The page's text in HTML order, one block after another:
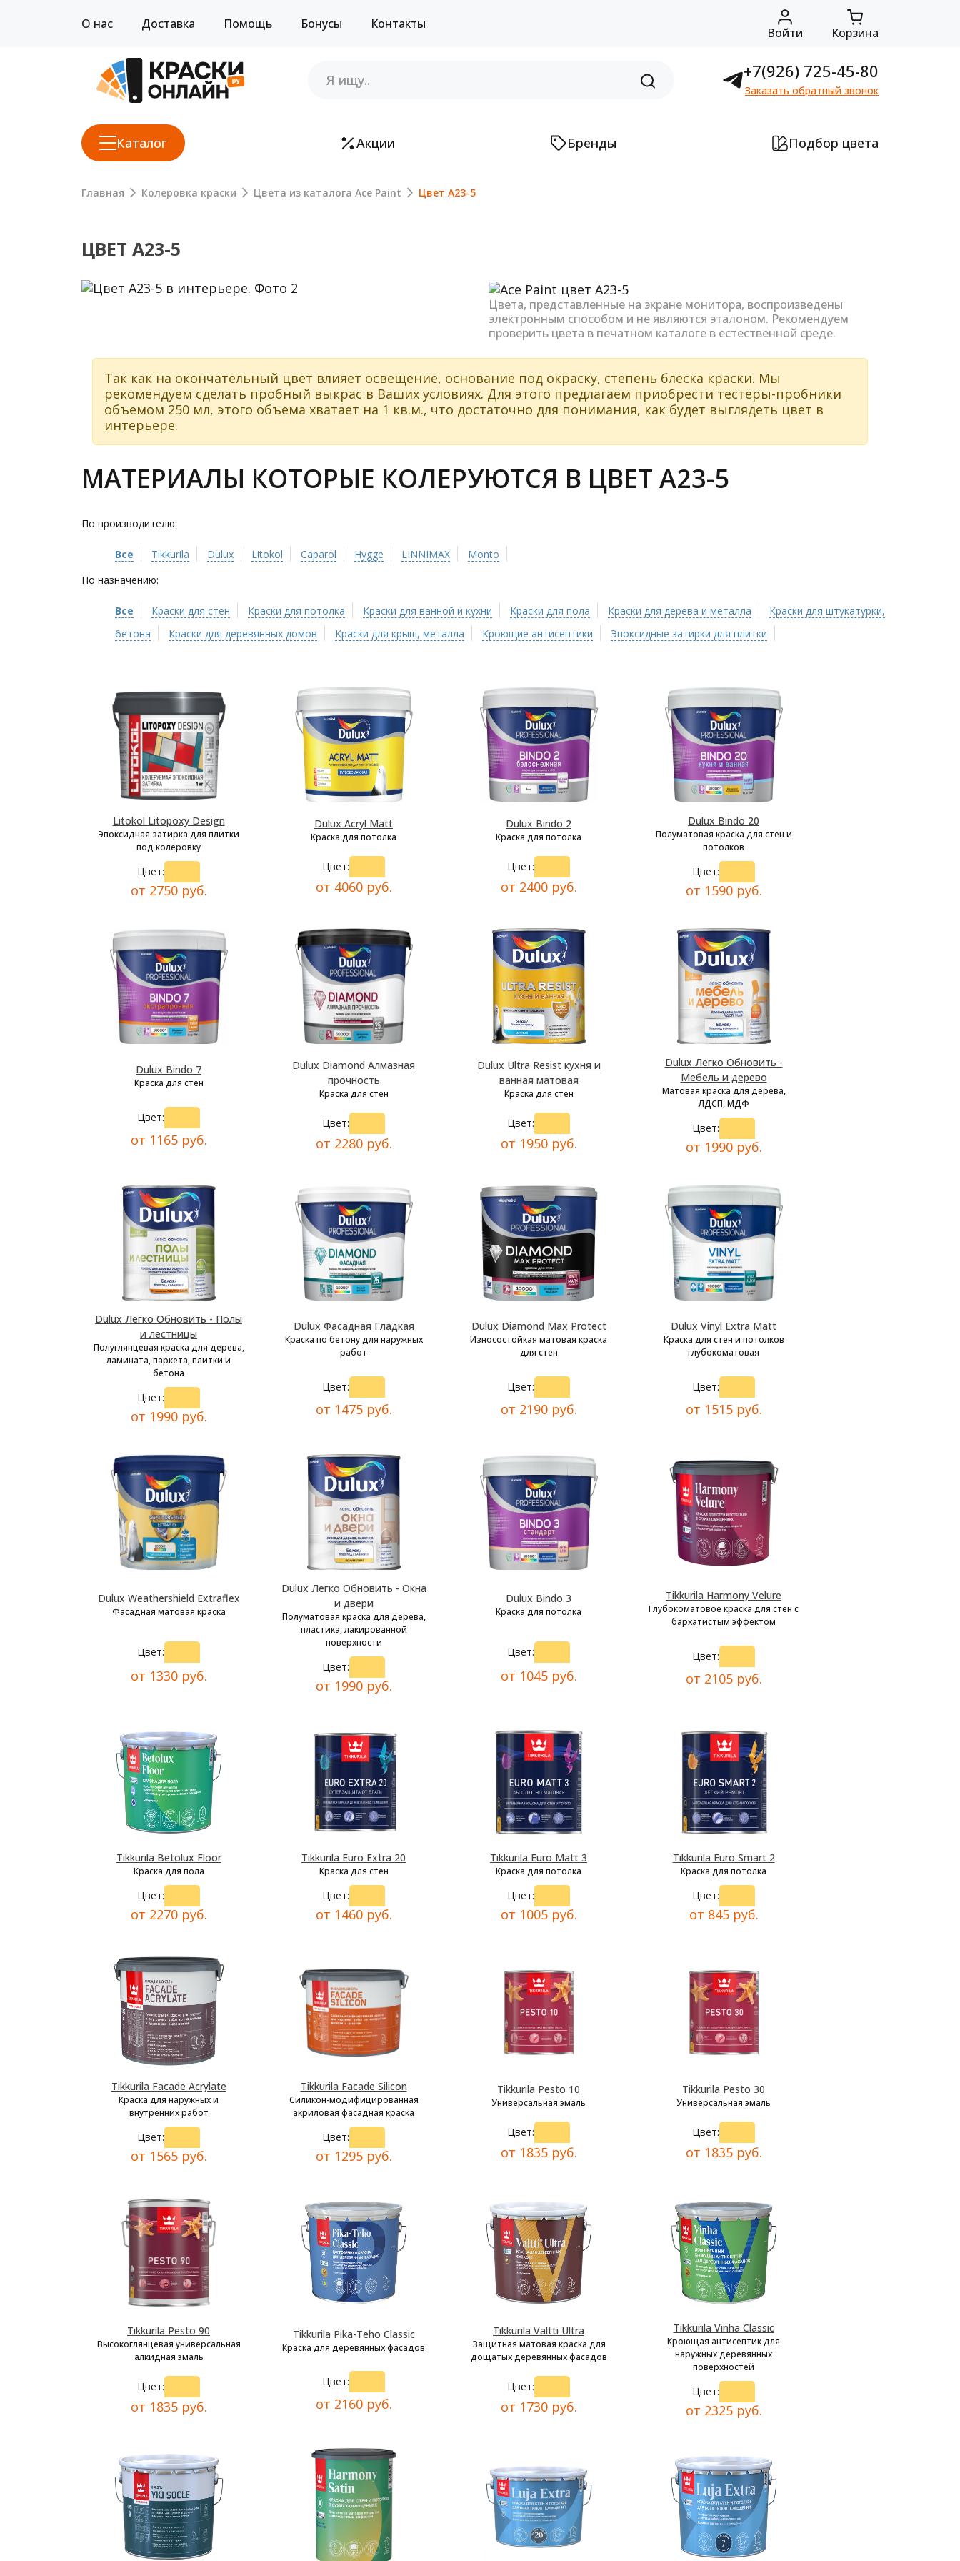
О нас Доставка Помощь Бонусы Контакты
Войти Корзина
+7(926) 725-45-80
Заказать обратный звонок
Каталог Акции Бренды Подбор цвета
Главная Колеровка краски Цвета из каталога Ace Paint Цвет A23-5
ЦВЕТ A23-5
Previous
Цвета, представленные на экране монитора, воспроизведены
электронным способом и не являются эталоном. Рекомендуем
проверить цвета в печатном каталоге в естественной среде.
Так как на окончательный цвет влияет освещение, основание под окраску, степень блеска краски. Мы
рекомендуем сделать пробный выкрас в Ваших условиях. Для этого предлагаем приобрести тестеры-пробники
объемом 250 мл, этого объема хватает на 1 кв.м., что достаточно для понимания, как будет выглядеть цвет в
интерьере.
МАТЕРИАЛЫ КОТОРЫЕ КОЛЕРУЮТСЯ В ЦВЕТ A23-5
По производителю:
Все Tikkurila Dulux Litokol Caparol Hygge LINNIMAX
Monto
По назначению:
Все Краски для стен Краски для потолка Краски для ванной и кухни Краски для пола Краски для дерева и металла
Краски для штукатурки,
бетона
Краски для деревянных домов Краски для крыш, металла Кроющие антисептики Эпоксидные затирки для плитки
Litokol Litopoxy Design
Эпоксидная затирка для плитки
под колеровку
Цвет:
от 2750 руб.
Dulux Acryl Matt
Краска для потолка
Цвет:
от 4060 руб.
Dulux Bindo 2
Краска для потолка
Цвет:
от 2400 руб.
Dulux Bindo 20
Полуматовая краска для стен и
потолков
Цвет:
от 1590 руб.
Dulux Bindo 7
Краска для стен
Цвет:
от 1165 руб.
Dulux Diamond Алмазная
прочность
Краска для стен
Цвет:
от 2280 руб.
Dulux Ultra Resist кухня и
ванная матовая
Краска для стен
Цвет:
от 1950 руб.
Dulux Легко Обновить -
Мебель и дерево
Матовая краска для дерева,
ЛДСП, МДФ
Цвет:
от 1990 руб.
Dulux Легко Обновить - Полы
и лестницы
Полуглянцевая краска для дерева,
ламината, паркета, плитки и
бетона
Цвет:
от 1990 руб.
Dulux Фасадная Гладкая
Краска по бетону для наружных
работ
Цвет:
от 1475 руб.
Dulux Diamond Max Protect
Износостойкая матовая краска
для стен
Цвет:
от 2190 руб.
Dulux Vinyl Extra Matt
Краска для стен и потолков
глубокоматовая
Цвет:
от 1515 руб.
Dulux Weathershield Extraflex
Фасадная матовая краска
Цвет:
от 1330 руб.
Dulux Легко Обновить - Окна
и двери
Полуматовая краска для дерева,
пластика, лакированной
поверхности
Цвет:
от 1990 руб.
Dulux Bindo 3
Краска для потолка
Цвет:
от 1045 руб.
Tikkurila Harmony Velure
Глубокоматовое краска для стен с
бархатистым эффектом
Цвет:
от 2105 руб.
Tikkurila Betolux Floor
Краска для пола
Цвет:
от 2270 руб.
Tikkurila Euro Extra 20
Краска для стен
Цвет:
от 1460 руб.
Tikkurila Euro Matt 3
Краска для потолка
Цвет:
от 1005 руб.
Tikkurila Euro Smart 2
Краска для потолка
Цвет:
от 845 руб.
Tikkurila Facade Acrylate
Краска для наружных и
внутренних работ
Цвет:
от 1565 руб.
Tikkurila Facade Silicon
Силикон-модифицированная
акриловая фасадная краска
Цвет:
от 1295 руб.
Tikkurila Pesto 10
Универсальная эмаль
Цвет:
от 1835 руб.
Tikkurila Pesto 30
Универсальная эмаль
Цвет:
от 1835 руб.
Tikkurila Pesto 90
Высокоглянцевая универсальная
алкидная эмаль
Цвет:
от 1835 руб.
Tikkurila Pika-Teho Classic
Краска для деревянных фасадов
Цвет:
от 2160 руб.
Tikkurila Valtti Ultra
Защитная матовая краска для
дощатых деревянных фасадов
Цвет:
от 1730 руб.
Tikkurila Vinha Classic
Кроющая антисептик для
наружных деревянных
поверхностей
Цвет:
от 2325 руб.